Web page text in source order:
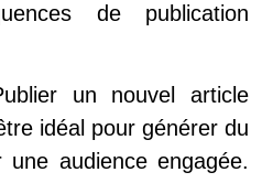
de publication
un nouvel article
idéal pour générer du
audience engagée.